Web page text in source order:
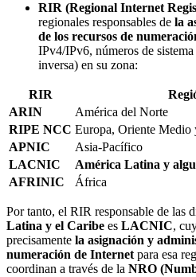
RIR (Regional Internet
regionales responsables de la
de los recursos de
IPv4/IPv6, números de
inversa) en su zona:
RIR
ARIN
América del Norte
RIPE NCC Europa, Oriente Medio
APNIC
Asia-Pacífico
LACNIC
América Latina y
AFRINIC
África
Por tanto, el RIR responsable de las
Latina y el Caribe es LACNIC,
precisamente la asignación y
numeración de Internet para esa
coordinan a través de la NRO